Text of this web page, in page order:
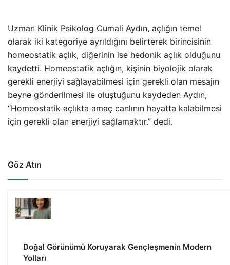
Uzman Klinik Psikolog Cumali Aydın, açlığın temel
olarak iki kategoriye ayrıldığını belirterek birincisinin
homeostatik açlık, diğerinin ise hedonik açlık olduğunu
kaydetti. Homeostatik açlığın, kişinin biyolojik olarak
gerekli enerjiyi sağlayabilmesi için gerekli olan mesajın
beyne gönderilmesi ile oluştuğunu kaydeden Aydın,
“Homeostatik açlıkta amaç canlının hayatta kalabilmesi
için gerekli olan enerjiyi sağlamaktır.” dedi.
Göz Atın
Doğal Görünümü Koruyarak Gençleşmenin Modern
Yolları